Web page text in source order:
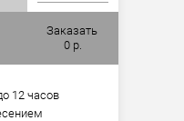
Заказать
0 р.
12 часов